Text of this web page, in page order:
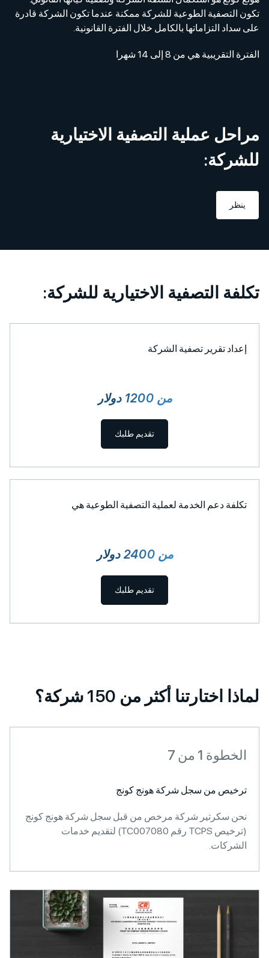
تكون التصفية الطوعية للشركة ممكنة عندما تكون الشركة قادرة
على سداد التزاماتها بالكامل خلال الفترة القانونية.
الفترة التقريبية هي من 8 إلى 14 شهرا
مراحل عملية التصفية الاختيارية
للشركة:
ينظر
تكلفة التصفية الاختيارية للشركة:
إعداد تقرير تصفية الشركة
من 1200 دولار
تقديم طلبك
تكلفة دعم الخدمة لعملية التصفية الطوعية هي
من 2400 دولار
تقديم طلبك
لماذا اختارتنا أكثر من 150 شركة؟
الخطوة 1 من 7
ترخيص من سجل شركة هونج كونج
نحن سكرتير شركة مرخص من قبل سجل شركة هونج كونج
(ترخيص TCPS رقم TC007080) لتقديم خدمات
الشركات.